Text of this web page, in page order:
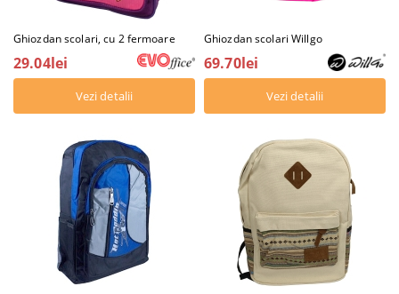
Ghiozdan scolari, cu 2 fermoare
29.04lei
Vezi detalii
Ghiozdan scolari Willgo
69.70lei
Vezi detalii